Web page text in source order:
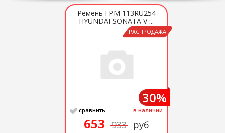
РАСПРОДАЖА
Ремень ГРМ 113RU254
HYUNDAI SONATA V ...
сравнить в наличии
653 933 руб
30%